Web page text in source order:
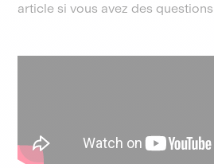
article si vous avez des